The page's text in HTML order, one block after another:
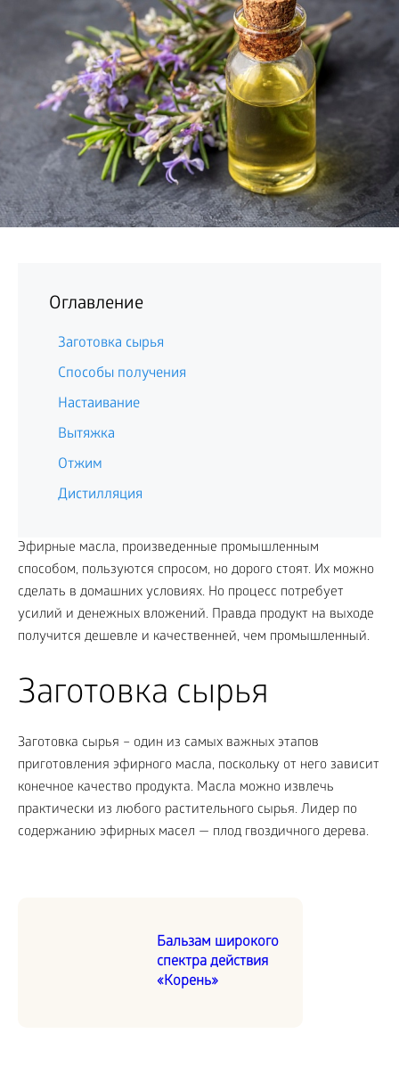
Оглавление
Заготовка сырья
Способы получения
Настаивание
Вытяжка
Отжим
Дистилляция
Эфирные масла, произведенные промышленным
способом, пользуются спросом, но дорого стоят. Их можно
сделать в домашних условиях. Но процесс потребует
усилий и денежных вложений. Правда продукт на выходе
получится дешевле и качественней, чем промышленный.
Заготовка сырья
Заготовка сырья – один из самых важных этапов
приготовления эфирного масла, поскольку от него зависит
конечное качество продукта. Масла можно извлечь
практически из любого растительного сырья. Лидер по
содержанию эфирных масел — плод гвоздичного дерева.
Бальзам широкого
спектра действия
«Корень»